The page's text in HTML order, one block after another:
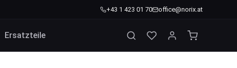
+43 1 423 01 70 office@norix.at
Ersatzteile